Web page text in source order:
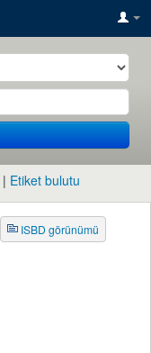
Etiket bulutu
ISBD görünümü